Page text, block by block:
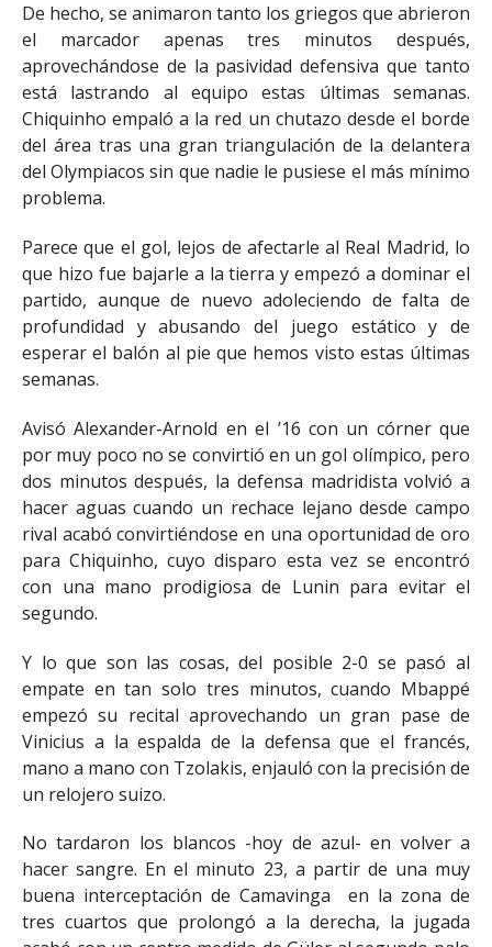
De hecho, se animaron tanto los griegos que abrieron
el marcador apenas tres minutos después,
aprovechándose de la pasividad defensiva que tanto
está lastrando al equipo estas últimas semanas.
Chiquinho empaló a la red un chutazo desde el borde
del área tras una gran triangulación de la delantera
del Olympiacos sin que nadie le pusiese el más mínimo
problema.
Parece que el gol, lejos de afectarle al Real Madrid, lo
que hizo fue bajarle a la tierra y empezó a dominar el
partido, aunque de nuevo adoleciendo de falta de
profundidad y abusando del juego estático y de
esperar el balón al pie que hemos visto estas últimas
semanas.
Avisó Alexander-Arnold en el ’16 con un córner que
por muy poco no se convirtió en un gol olímpico, pero
dos minutos después, la defensa madridista volvió a
hacer aguas cuando un rechace lejano desde campo
rival acabó convirtiéndose en una oportunidad de oro
para Chiquinho, cuyo disparo esta vez se encontró
con una mano prodigiosa de Lunin para evitar el
segundo.
Y lo que son las cosas, del posible 2-0 se pasó al
empate en tan solo tres minutos, cuando Mbappé
empezó su recital aprovechando un gran pase de
Vinicius a la espalda de la defensa que el francés,
mano a mano con Tzolakis, enjauló con la precisión de
un relojero suizo.
No tardaron los blancos -hoy de azul- en volver a
hacer sangre. En el minuto 23, a partir de una muy
buena interceptación de Camavinga en la zona de
tres cuartos que prolongó a la derecha, la jugada